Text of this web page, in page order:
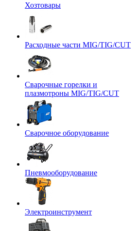
Хозтовары
Расходные части MIG/TIG/CUT
Сварочные горелки и
плазмотроны MIG/TIG/CUT
Сварочное оборудование
Пневмооборудование
Электроинструмент